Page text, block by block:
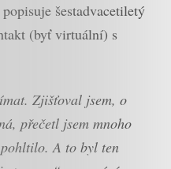
popisuje šestadvacetiletý
(byť virtuální) s
Zjišťoval jsem, o
přečetl jsem mnoho
A to byl ten